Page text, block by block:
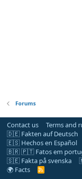
Forums
Contact us Terms and
🇩🇪 Fakten auf Deutsch
🇪🇸 Hechos en Español
🇧🇷 🇵🇹 Fatos em
🇸🇪 Fakta på svenska
🌍 Facts
R